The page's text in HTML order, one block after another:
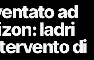
ad
ladri
di